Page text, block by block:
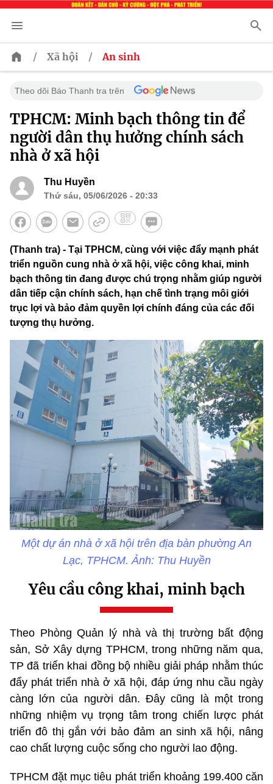
/ Xã hội / An sinh
Theo dõi Báo Thanh tra trên
TPHCM: Minh bạch thông tin để
người dân thụ hưởng chính sách
nhà ở xã hội
Thu Huyền
Thứ sáu, 05/06/2026 - 20:33
(Thanh tra) - Tại TPHCM, cùng với việc đẩy mạnh phát
triển nguồn cung nhà ở xã hội, việc công khai, minh
bạch thông tin đang được chú trọng nhằm giúp người
dân tiếp cận chính sách, hạn chế tình trạng môi giới
trục lợi và bảo đảm quyền lợi chính đáng của các đối
tượng thụ hưởng.
Một dự án nhà ở xã hội trên địa bàn phường An
Lạc, TPHCM. Ảnh: Thu Huyền
Yêu cầu công khai, minh bạch
Theo Phòng Quản lý nhà và thị trường bất động
sản, Sở Xây dựng TPHCM, trong những năm qua,
TP đã triển khai đồng bộ nhiều giải pháp nhằm thúc
đẩy phát triển nhà ở xã hội, đáp ứng nhu cầu ngày
càng lớn của người dân. Đây cũng là một trong
những nhiệm vụ trọng tâm trong chiến lược phát
triển đô thị gắn với bảo đảm an sinh xã hội, nâng
cao chất lượng cuộc sống cho người lao động.
TPHCM đặt mục tiêu phát triển khoảng 199.400 căn